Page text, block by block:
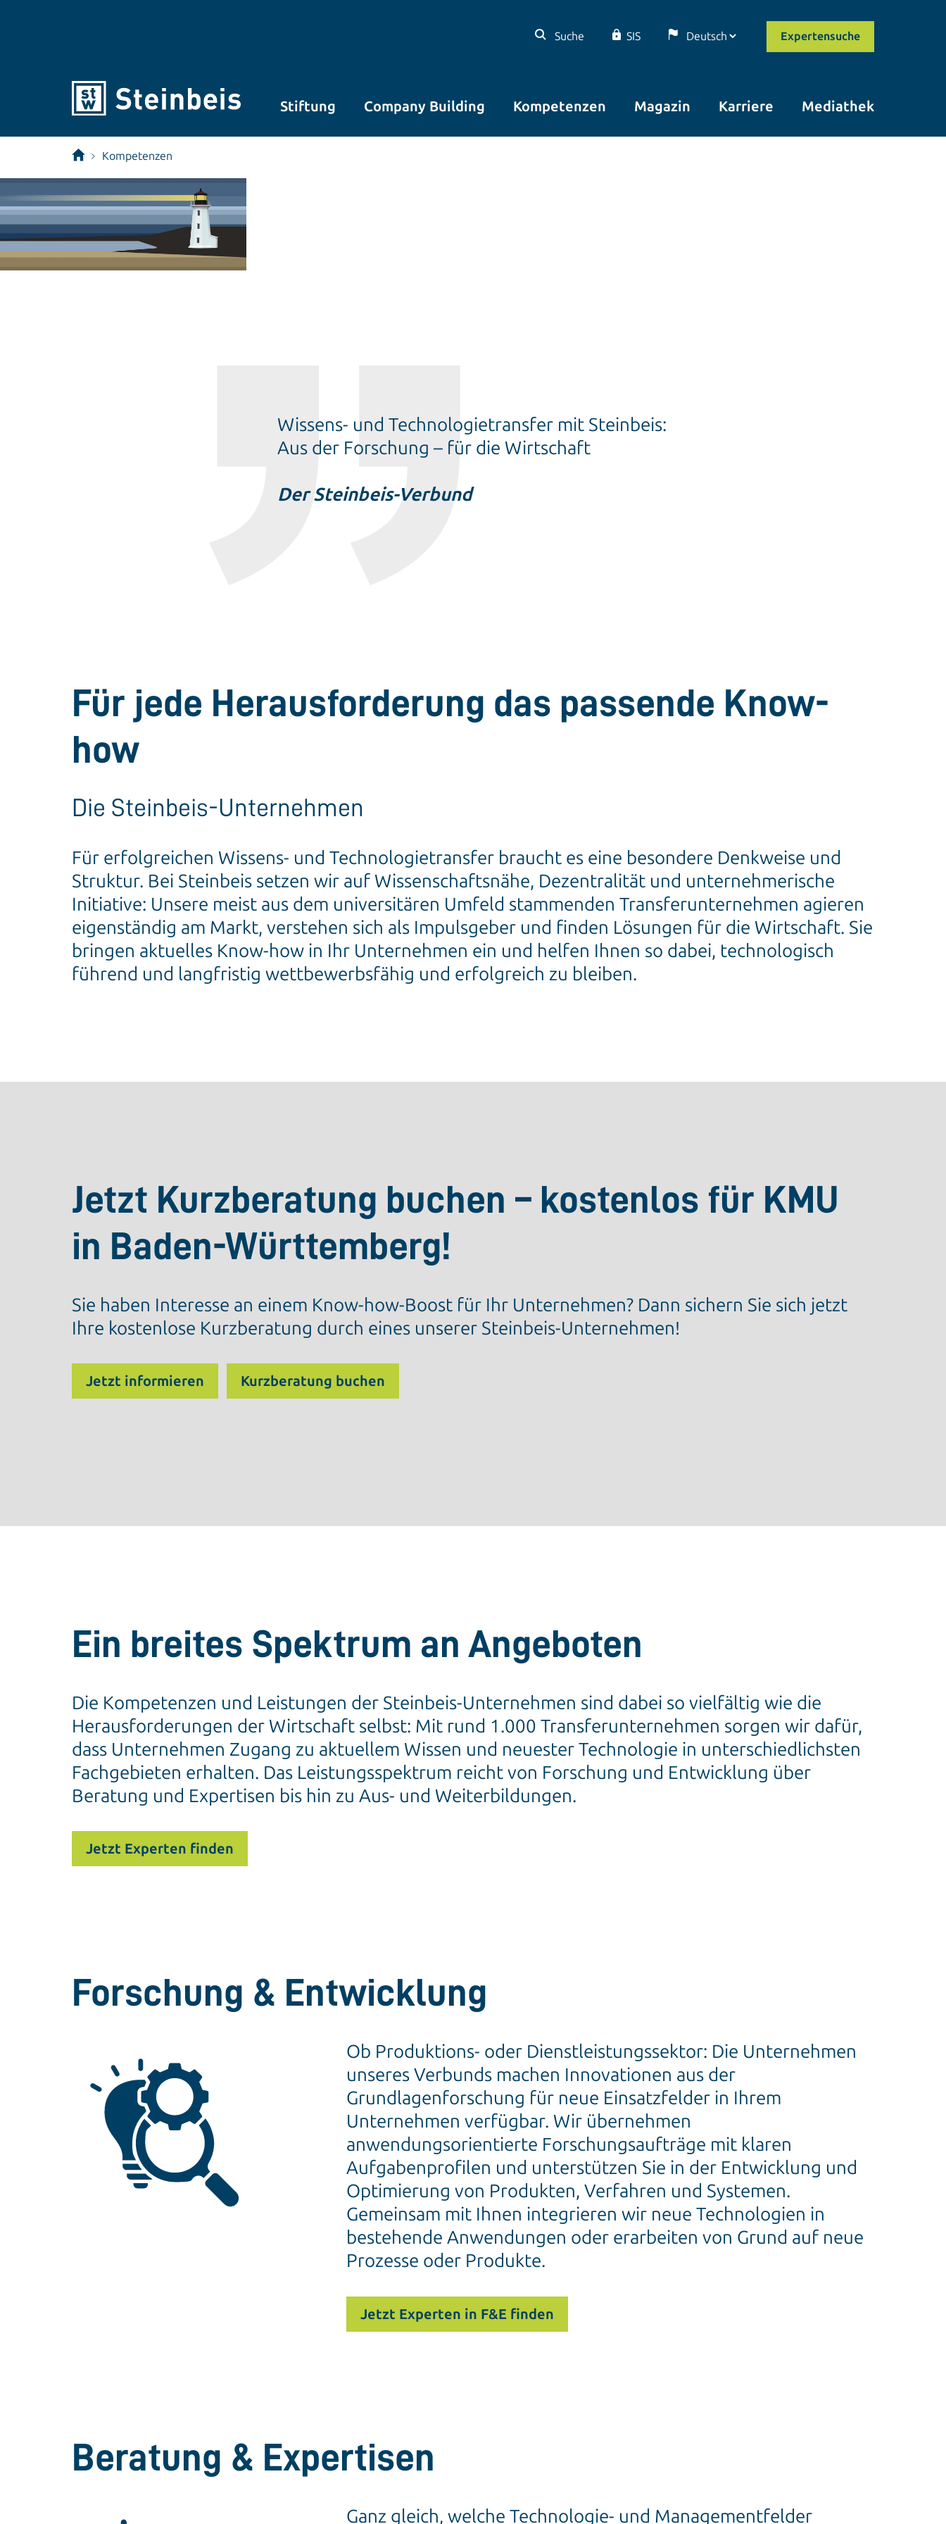
Suche SIS Expertensuche
Stiftung Company Building Kompetenzen Magazin Karriere Mediathek
Kompetenzen
Wissens- und Technologietransfer mit Steinbeis:
Aus der Forschung – für die Wirtschaft
Der Steinbeis-Verbund
Für jede Herausforderung das passende Know-
how
Die Steinbeis-Unternehmen
Für erfolgreichen Wissens- und Technologietransfer braucht es eine besondere Denkweise und
Struktur. Bei Steinbeis setzen wir auf Wissenschaftsnähe, Dezentralität und unternehmerische
Initiative: Unsere meist aus dem universitären Umfeld stammenden Transferunternehmen agieren
eigenständig am Markt, verstehen sich als Impulsgeber und finden Lösungen für die Wirtschaft. Sie
bringen aktuelles Know-how in Ihr Unternehmen ein und helfen Ihnen so dabei, technologisch
führend und langfristig wettbewerbsfähig und erfolgreich zu bleiben.
Jetzt Kurzberatung buchen – kostenlos für KMU
in Baden-Württemberg!
Sie haben Interesse an einem Know-how-Boost für Ihr Unternehmen? Dann sichern Sie sich jetzt
Ihre kostenlose Kurzberatung durch eines unserer Steinbeis-Unternehmen!
Jetzt informieren Kurzberatung buchen
Ein breites Spektrum an Angeboten
Die Kompetenzen und Leistungen der Steinbeis-Unternehmen sind dabei so vielfältig wie die
Herausforderungen der Wirtschaft selbst: Mit rund 1.000 Transferunternehmen sorgen wir dafür,
dass Unternehmen Zugang zu aktuellem Wissen und neuester Technologie in unterschiedlichsten
Fachgebieten erhalten. Das Leistungsspektrum reicht von Forschung und Entwicklung über
Beratung und Expertisen bis hin zu Aus- und Weiterbildungen.
Jetzt Experten finden
Forschung & Entwicklung
Ob Produktions- oder Dienstleistungssektor: Die Unternehmen
unseres Verbunds machen Innovationen aus der
Grundlagenforschung für neue Einsatzfelder in Ihrem
Unternehmen verfügbar. Wir übernehmen
anwendungsorientierte Forschungsaufträge mit klaren
Aufgabenprofilen und unterstützen Sie in der Entwicklung und
Optimierung von Produkten, Verfahren und Systemen.
Gemeinsam mit Ihnen integrieren wir neue Technologien in
bestehende Anwendungen oder erarbeiten von Grund auf neue
Prozesse oder Produkte.
Jetzt Experten in F&E finden
Beratung & Expertisen
Ganz gleich, welche Technologie- und Managementfelder